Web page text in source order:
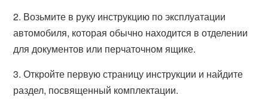
2. Возьмите в руку инструкцию по эксплуатации
автомобиля, которая обычно находится в отделении
для документов или перчаточном ящике.
3. Откройте первую страницу инструкции и найдите
раздел, посвященный комплектации.